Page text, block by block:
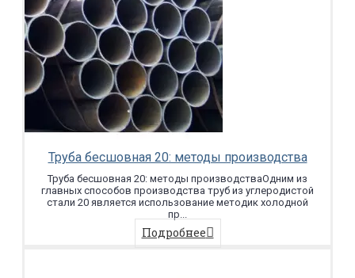
Труба бесшовная 20: методы производства
Труба бесшовная 20: методы производстваОдним из
главных способов производства труб из углеродистой
стали 20 является использование методик холодной
пр...
Подробнее